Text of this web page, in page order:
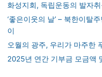
화성지회, 독립운동의 발자
‘좋은이웃의 날’ – 북한이탈
이
오월의 광주, 우리가 마주한
2025년 연간 기부금 모금액